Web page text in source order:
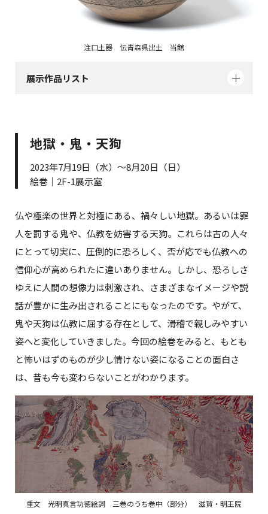
注口土器 伝青森県出土 当館
展示作品リスト
地獄・鬼・天狗
2023年7月19日（水）～8月20日（日）
絵巻｜2F-1展示室
仏や極楽の世界と対極にある、禍々しい地獄。あるいは罪
人を罰する鬼や、仏教を妨害する天狗。これらは古の人々
にとって切実に、圧倒的に恐ろしく、否が応でも仏教への
信仰心が高められたに違いありません。しかし、恐ろしさ
ゆえに人間の想像力は刺激され、さまざまなイメージや説
話が豊かに生み出されることにもなったのです。やがて、
鬼や天狗は仏教に屈する存在として、滑稽で親しみやすい
姿へと変化していきました。今回の絵巻をみると、もとも
と怖いはずのものが少し情けない姿になることの面白さ
は、昔も今も変わらないことがわかります。
重文 光明真言功徳絵詞 三巻のうち巻中（部分） 滋賀・明王院